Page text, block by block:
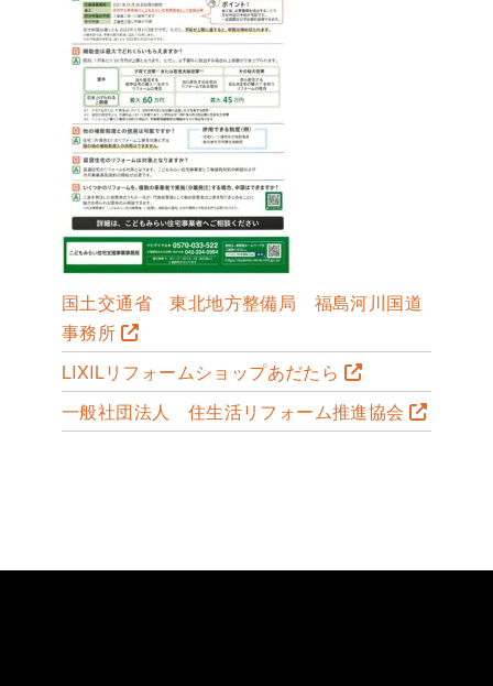
国土交通省 東北地方整備局 福島河川国道
事務所
LIXILリフォームショップあだたら
一般社団法人 住生活リフォーム推進協会